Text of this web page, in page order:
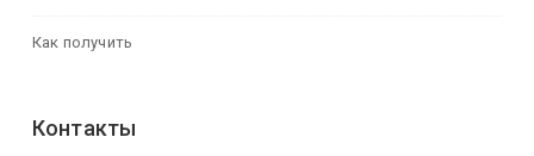
Как получить
Контакты